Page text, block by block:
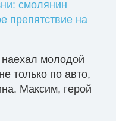
смолянин
препятствие на
молодой
только по авто,
Максим, герой